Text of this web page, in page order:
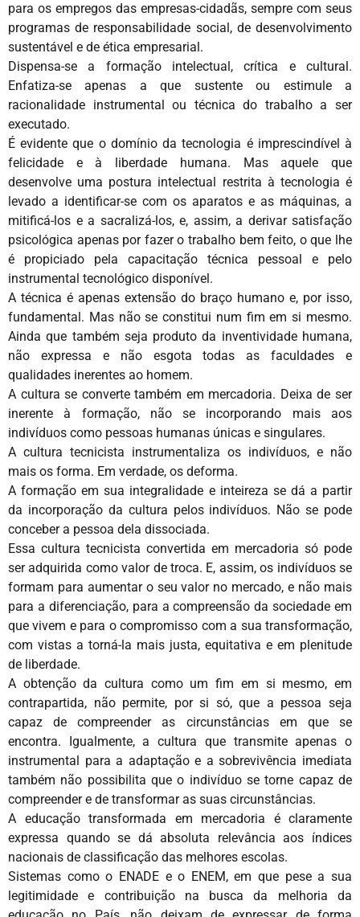
para os empregos das empresas-cidadãs, sempre com seus
programas de responsabilidade social, de desenvolvimento
sustentável e de ética empresarial.
Dispensa-se a formação intelectual, crítica e cultural.
Enfatiza-se apenas a que sustente ou estimule a
racionalidade instrumental ou técnica do trabalho a ser
executado.
É evidente que o domínio da tecnologia é imprescindível à
felicidade e à liberdade humana. Mas aquele que
desenvolve uma postura intelectual restrita à tecnologia é
levado a identificar-se com os aparatos e as máquinas, a
mitificá-los e a sacralizá-los, e, assim, a derivar satisfação
psicológica apenas por fazer o trabalho bem feito, o que lhe
é propiciado pela capacitação técnica pessoal e pelo
instrumental tecnológico disponível.
A técnica é apenas extensão do braço humano e, por isso,
fundamental. Mas não se constitui num fim em si mesmo.
Ainda que também seja produto da inventividade humana,
não expressa e não esgota todas as faculdades e
qualidades inerentes ao homem.
A cultura se converte também em mercadoria. Deixa de ser
inerente à formação, não se incorporando mais aos
indivíduos como pessoas humanas únicas e singulares.
A cultura tecnicista instrumentaliza os indivíduos, e não
mais os forma. Em verdade, os deforma.
A formação em sua integralidade e inteireza se dá a partir
da incorporação da cultura pelos indivíduos. Não se pode
conceber a pessoa dela dissociada.
Essa cultura tecnicista convertida em mercadoria só pode
ser adquirida como valor de troca. E, assim, os indivíduos se
formam para aumentar o seu valor no mercado, e não mais
para a diferenciação, para a compreensão da sociedade em
que vivem e para o compromisso com a sua transformação,
com vistas a torná-la mais justa, equitativa e em plenitude
de liberdade.
A obtenção da cultura como um fim em si mesmo, em
contrapartida, não permite, por si só, que a pessoa seja
capaz de compreender as circunstâncias em que se
encontra. Igualmente, a cultura que transmite apenas o
instrumental para a adaptação e a sobrevivência imediata
também não possibilita que o indivíduo se torne capaz de
compreender e de transformar as suas circunstâncias.
A educação transformada em mercadoria é claramente
expressa quando se dá absoluta relevância aos índices
nacionais de classificação das melhores escolas.
Sistemas como o ENADE e o ENEM, em que pese a sua
legitimidade e contribuição na busca da melhoria da